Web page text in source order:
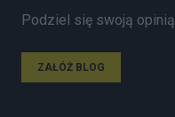
Podziel się swoją opinią
ZAŁÓŻ BLOG